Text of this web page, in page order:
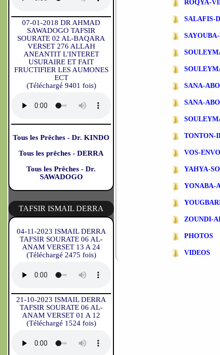
07-01-2018 DR AHMAD
SAWADOGO TAFSIR
SOURATE 02 AL-BAQARA
VERSET 276 ALLAH
ANEANTIT L'INTERET
USURAIRE ET FAIT
FRUCTIFIER LES AUMONES
ECT
(Téléchargé 9401 fois)
Tous les Prêches - Dr. KINDO
Tous les prêches - DERRA
Tous les Prêches - Dr.
SAWADOGO
TAFSIR ISMAIL DERRA
04-11-2023 ISMAIL DERRA
TAFSIR SOURATE 06 AL-
ANAM VERSET 13 A 24
(Téléchargé 2475 fois)
21-10-2023 ISMAIL DERRA
TAFSIR SOURATE 06 AL-
ANAM VERSET 01 A 12
(Téléchargé 1524 fois)
ROQYA-
SALAFIS-
SANA-
SANA-
TONTON-
VOS-
YAHYA-
YONABA-
ZOUNDI-
PHOTOS
VIDEOS